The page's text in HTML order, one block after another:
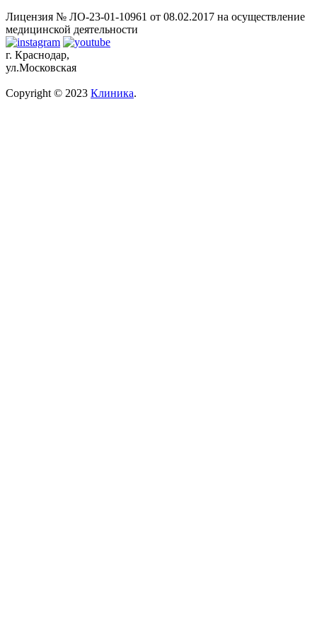
Лицензия № ЛО-23-01-10961 от 08.02.2017 на осуществление
медицинской деятельности
г. Краснодар,
ул.Московская
Copyright © 2023 Клиника.